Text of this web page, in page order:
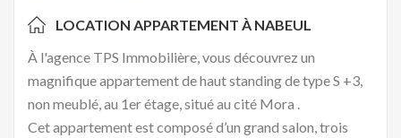
LOCATION APPARTEMENT À NABEUL
À l'agence TPS Immobilière, vous découvrez un
magnifique appartement de haut standing de type S +3,
non meublé, au 1er étage, situé au cité Mora .
Cet appartement est composé d’un grand salon, trois